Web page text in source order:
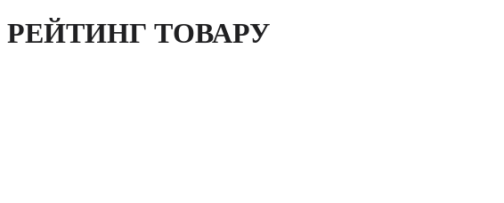
РЕЙТИНГ ТОВАРУ